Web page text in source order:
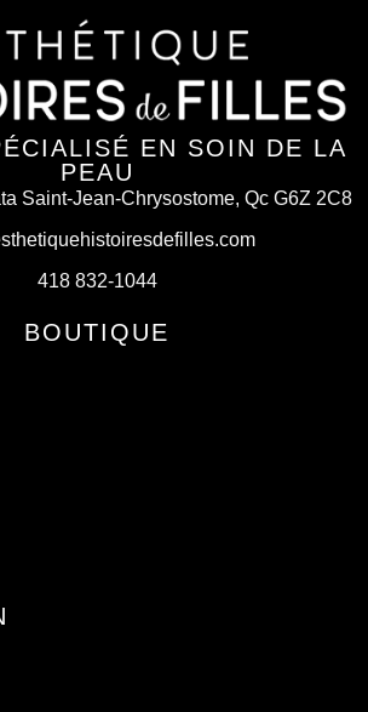
EN SOIN DE LA
PEAU
Saint-Jean-Chrysostome, Qc G6Z 2C8
418 832-1044
BOUTIQUE